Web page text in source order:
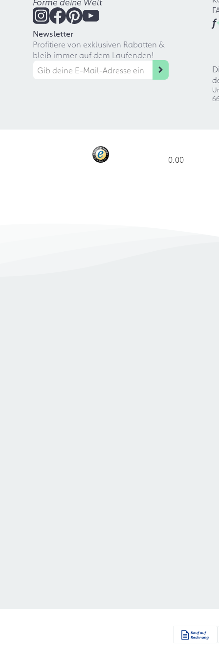
Newsletter
Profitiere von exklusiven Rabatten &
bleib immer auf dem Laufenden!
f
0.00